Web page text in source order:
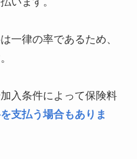
一律の率であるため、
入条件によって保険料
支払う場合もありま